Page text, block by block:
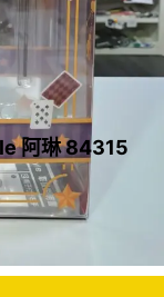
阿琳 84315